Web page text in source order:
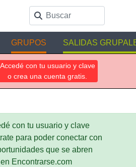
GRUPOS SALIDAS
Accedé con tu usuario y clave
o crea una cuenta gratis.
con tu usuario y clave
para poder conectar con
que se abren
en Encontrarse.com